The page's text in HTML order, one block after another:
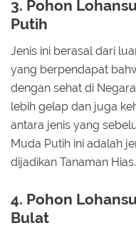
3. Pohon
Putih
Jenis ini berasal dari
yang berpendapat
dengan sehat di
lebih gelap dan juga
antara jenis yang
Muda Putih ini adalah
dijadikan Tanaman Hias.
4. Pohon
Bulat